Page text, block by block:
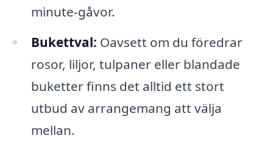
minute-gåvor.
Bukettval: Oavsett om du föredrar
rosor, liljor, tulpaner eller blandade
buketter finns det alltid ett stort
utbud av arrangemang att välja
mellan.